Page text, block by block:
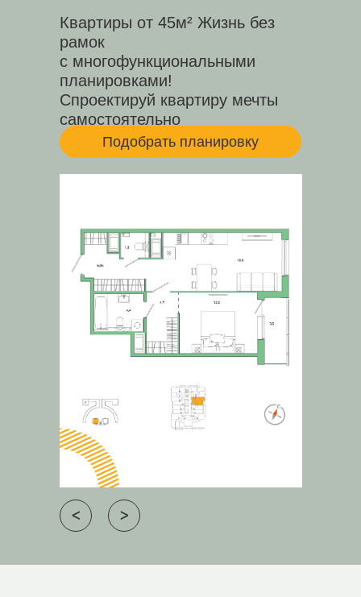
Квартиры от 45м² Жизнь без
рамок
с многофункциональными
планировками!
Спроектируй квартиру мечты
самостоятельно
Подобрать планировку
ᐳ
ᐸ